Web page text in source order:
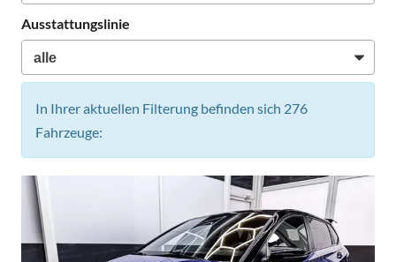
Ausstattungslinie
In Ihrer aktuellen Filterung befinden sich 276
Fahrzeuge: